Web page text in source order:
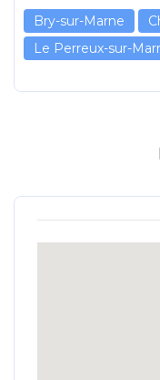
Bry-sur-Marne
Le Perreux-sur-